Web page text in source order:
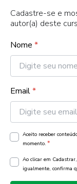
Cadastre-se e
autor(a) deste
Nome *
Email*
Aceito receber
momento. *
Ao clicar em
igualmente, confirma